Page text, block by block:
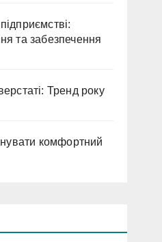
та забезпечення
Тренд року
комфортний